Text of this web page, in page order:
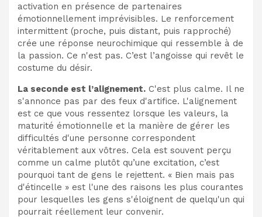
activation en présence de partenaires
émotionnellement imprévisibles. Le renforcement
intermittent (proche, puis distant, puis rapproché)
crée une réponse neurochimique qui ressemble à de
la passion. Ce n'est pas. C’est l’angoisse qui revêt le
costume du désir.
La seconde est l’alignement. C'est plus calme. Il ne
s'annonce pas par des feux d'artifice. L'alignement
est ce que vous ressentez lorsque les valeurs, la
maturité émotionnelle et la manière de gérer les
difficultés d'une personne correspondent
véritablement aux vôtres. Cela est souvent perçu
comme un calme plutôt qu’une excitation, c’est
pourquoi tant de gens le rejettent. « Bien mais pas
d'étincelle » est l'une des raisons les plus courantes
pour lesquelles les gens s'éloignent de quelqu'un qui
pourrait réellement leur convenir.